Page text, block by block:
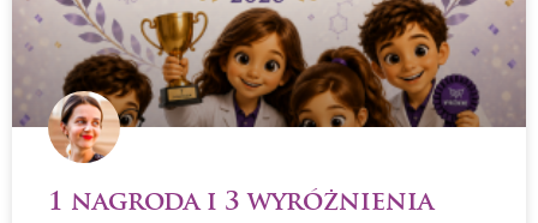
1 nagroda i 3 wyróżnienia